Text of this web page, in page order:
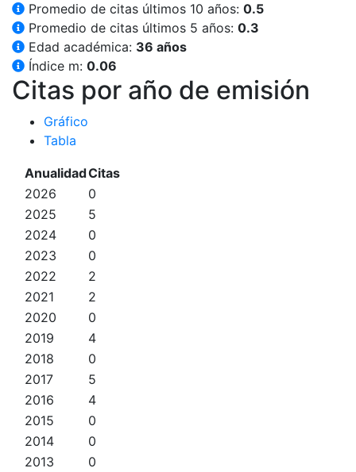
Promedio de citas últimos 10 años: 0.5
Promedio de citas últimos 5 años: 0.3
Edad académica: 36 años
Índice m: 0.06
Citas por año de emisión
Gráfico
Tabla
AnualidadCitas
2026
0
2025
5
2024
0
2023
0
2022
2
2021
2
2020
0
2019
4
2018
0
2017
5
2016
4
2015
0
2014
0
2013
0